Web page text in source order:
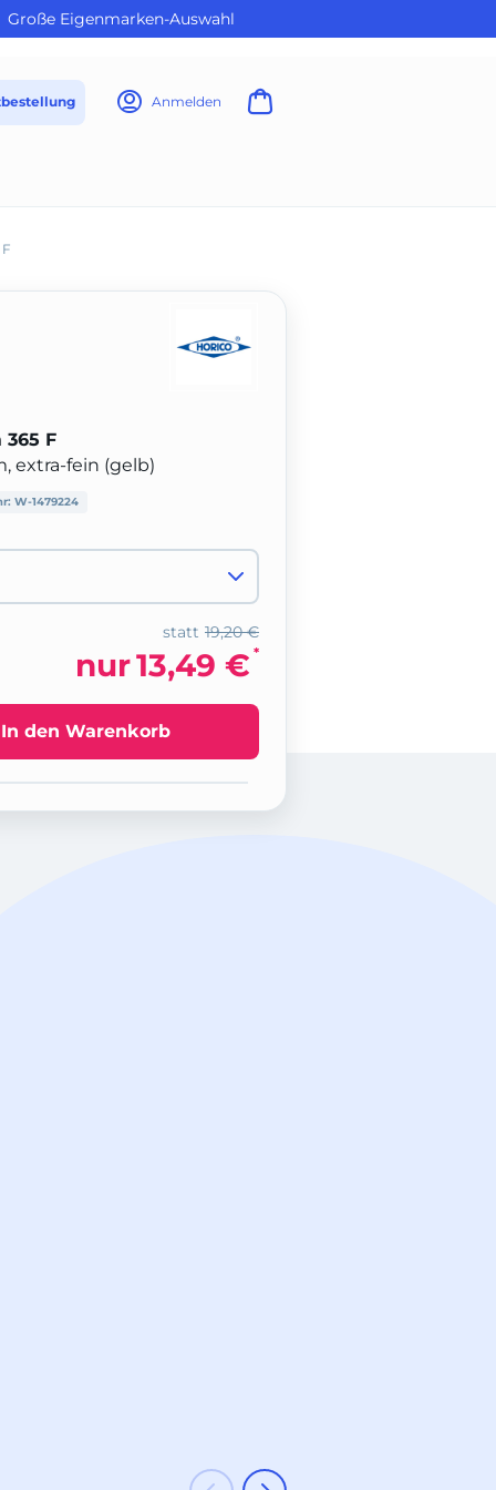
Große Eigenmarken-Auswahl
Anmelden
365 F
extra-fein (gelb)
W-1479224
19,20 €
statt
nur13,49 € *
In den Warenkorb